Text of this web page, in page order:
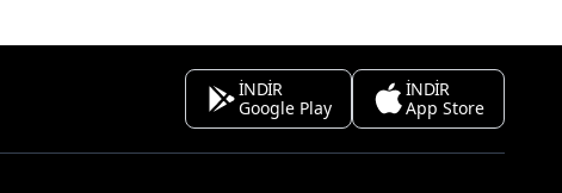
İNDİR
Google Play
İNDİR
App Store